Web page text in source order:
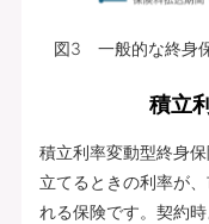
図3 一般的な終身
積立
積立利率変動型終身
立てるときの利率が
れる保険です。契約